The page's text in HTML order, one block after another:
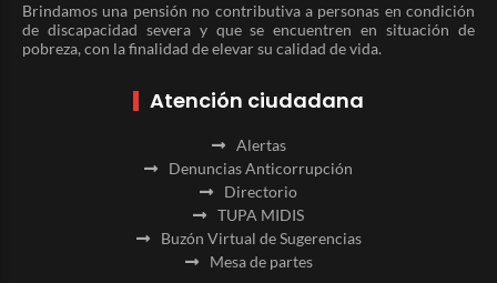
Brindamos una pensión no contributiva a personas en condición
de discapacidad severa y que se encuentren en situación de
pobreza, con la finalidad de elevar su calidad de vida.
Atención ciudadana
Alertas
Denuncias Anticorrupción
Directorio
TUPA MIDIS
Buzón Virtual de Sugerencias
Mesa de partes